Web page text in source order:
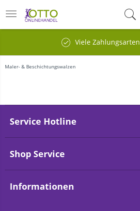
Viele Zahlungsarten
Maler- & Beschichtungswalzen
Service Hotline
Shop Service
Informationen